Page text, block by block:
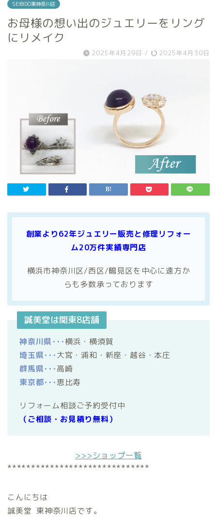
SEIBIDO東神奈川店
お母様の想い出のジュエリーをリング
にリメイク
2025年4月29日 / 2025年4月30日
創業より62年ジュエリー販売と修理リフォー
ム20万件実績専門店
横浜市神奈川区/西区/鶴見区を中心に遠方か
らも多数承っております
誠美堂は関東8店舗
神奈川県･･･横浜・横須賀
埼玉県･･･大宮・浦和・新座・越谷・本庄
群馬県･･･高崎
東京都･･･恵比寿
リフォーム相談ご予約受付中
（ご相談・お見積り無料）
>>>ショップ一覧
******************************
こんにちは
誠美堂 東神奈川店です。